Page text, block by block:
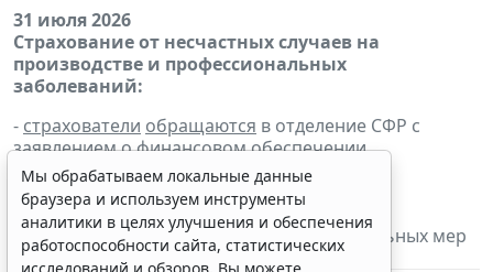
31 июля 2026
Страхование от несчастных случаев на
производстве и профессиональных
заболеваний:
- страхователи обращаются в отделение СФР с
заявлениемо финансовом обеспечении
предупредительных мер по сокращению
производственного травматизма и
профессиональных заболеваний ипланом
финансового обеспечения предупредительных мер
на 2026 г.
Мы обрабатываем локальные данные
браузера и используем инструменты
аналитики в целях улучшения и обеспечения
работоспособности сайта, статистических